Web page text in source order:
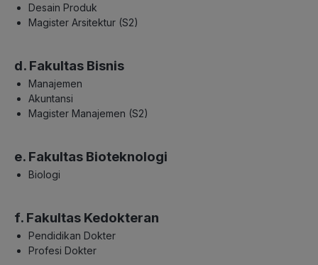
Desain Produk
Magister Arsitektur (S2)
d. Fakultas Bisnis
Manajemen
Akuntansi
Magister Manajemen (S2)
e. Fakultas Bioteknologi
Biologi
f. Fakultas Kedokteran
Pendidikan Dokter
Profesi Dokter